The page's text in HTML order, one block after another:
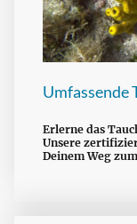
Umfassende
Erlerne das
Unsere
Deinem Weg